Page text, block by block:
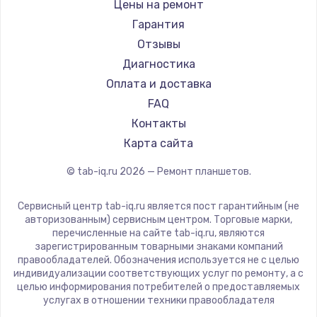
1330 руб.
Заказать
Замена видеокарты
2100 руб.
Заказать
Заказать
Замена материнской платы
1590 руб.
Заказать
Amazon
Aquarius
Philips
Dell
HP
Getac
ZTE
CHUWI
Цены на ремонт
Гарантия
Отзывы
Диагностика
Оплата и доставка
FAQ
Контакты
Карта сайта
© tab-iq.ru 2026 — Ремонт планшетов.
Сервисный центр tab-iq.ru является пост гарантийным (не
авторизованным) сервисным центром. Торговые марки,
перечисленные на сайте tab-iq.ru, являются
зарегистрированным товарными знаками компаний
правообладателей. Обозначения используется не с целью
индивидуализации соответствующих услуг по ремонту, а с
целью информирования потребителей о предоставляемых
услугах в отношении техники правообладателя